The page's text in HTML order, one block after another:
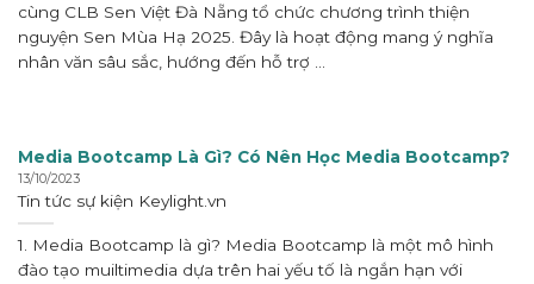
cùng CLB Sen Việt Đà Nẵng tổ chức chương trình thiện
nguyện Sen Mùa Hạ 2025. Đây là hoạt động mang ý nghĩa
nhân văn sâu sắc, hướng đến hỗ trợ ...
Media Bootcamp Là Gì? Có Nên Học Media Bootcamp?
13/10/2023
Tin tức sự kiện Keylight.vn
1. Media Bootcamp là gì? Media Bootcamp là một mô hình
đào tạo muiltimedia dựa trên hai yếu tố là ngắn hạn với